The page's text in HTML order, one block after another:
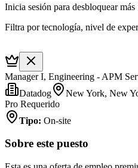
Inicia sesión para desbloquear
Filtra por tecnología, nivel de
Manager I, Engineering - APM
Datadog
New York, New
Pro Requerido
Tipo: On-site
Sobre este puesto